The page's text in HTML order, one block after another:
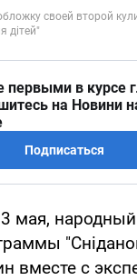
первыми в курсе
на Новини
Подписаться
мая,
вместе с